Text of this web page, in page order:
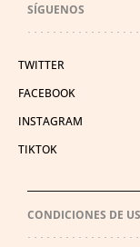
SÍGUENOS
TWITTER
FACEBOOK
INSTAGRAM
TIKTOK
CONDICIONES DE